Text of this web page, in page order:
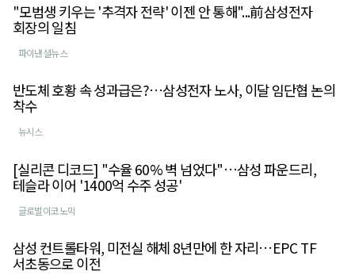
"모범생 키우는 '추격자 전략' 이젠 안 통해"...前삼성전자
회장의 일침
파이낸셜뉴스
반도체 호황 속 성과급은?…삼성전자 노사, 이달 임단협 논의
착수
뉴시스
[실리콘 디코드] "수율 60% 벽 넘었다"…삼성 파운드리,
테슬라 이어 '1400억 수주 성공'
글로벌이코노믹
삼성 컨트롤타워, 미전실 해체 8년만에 한 자리…EPC TF
서초동으로 이전